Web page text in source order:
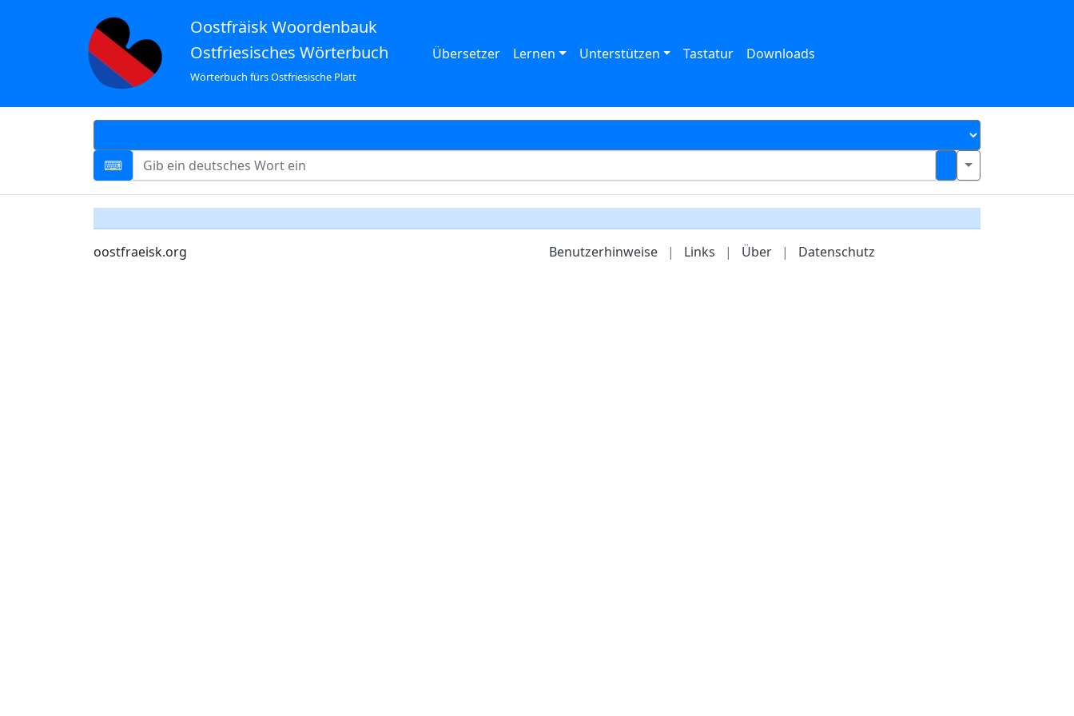
Oostfräisk Woordenbauk
Ostfriesisches Wörterbuch
Wörterbuch fürs Ostfriesische Platt
Übersetzer Lernen Unterstützen Tastatur Downloads
oostfraeisk.org Benutzerhinweise | Links | Über | Datenschutz